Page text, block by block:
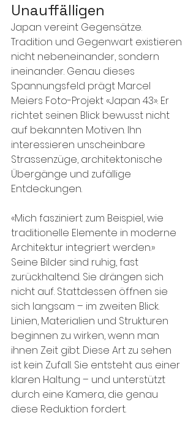
Unauffälligen
Japan vereint Gegensätze.
Tradition und Gegenwart existieren
nicht nebeneinander, sondern
ineinander. Genau dieses
Spannungsfeld prägt Marcel
Meiers Foto-Projekt «Japan 43». Er
richtet seinen Blick bewusst nicht
auf bekannten Motiven. Ihn
interessieren unscheinbare
Strassenzüge, architektonische
Übergänge und zufällige
Entdeckungen.
«Mich fasziniert zum Beispiel, wie
traditionelle Elemente in moderne
Architektur integriert werden.»
Seine Bilder sind ruhig, fast
zurückhaltend. Sie drängen sich
nicht auf. Stattdessen öffnen sie
sich langsam – im zweiten Blick.
Linien, Materialien und Strukturen
beginnen zu wirken, wenn man
ihnen Zeit gibt. Diese Art zu sehen
ist kein Zufall. Sie entsteht aus einer
klaren Haltung – und unterstützt
durch eine Kamera, die genau
diese Reduktion fordert.